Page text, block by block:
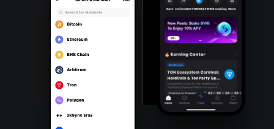
Português (Portugal)
Bahasa Indonesia